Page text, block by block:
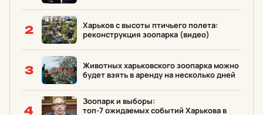
2
Харьков с высоты птичьего полета:
реконструкция зоопарка (видео)
3
Животных харьковского зоопарка можно
будет взять в аренду на несколько дней
4
Зоопарк и выборы:
топ-7 ожидаемых событий Харькова в